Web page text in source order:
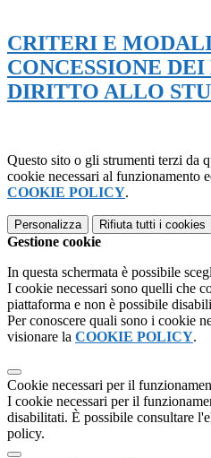
CRITERI E
CONCESSIONE
DIRITTO ALLO
Questo sito o gli strumenti terzi da
cookie necessari al funzionamento
COOKIE POLICY.
Personalizza Rifiuta tutti i cookies
Gestione cookie
In questa schermata è possibile
I cookie necessari sono quelli che
piattaforma e non è possibile
Per conoscere quali sono i cookie
visionare la COOKIE POLICY.
Cookie necessari per il
I cookie necessari per il
disabilitati. È possibile consultare
policy.